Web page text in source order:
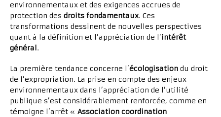
environnementaux et des exigences accrues de
protection des droits fondamentaux. Ces
transformations dessinent de nouvelles perspectives
quant à la définition et l’appréciation de l’intérêt
général .
La première tendance concerne l’écologisation du droit
de l’expropriation. La prise en compte des enjeux
environnementaux dans l’appréciation de l’utilité
publique s’est considérablement renforcée, comme en
témoigne l’arrêt « Association coordination